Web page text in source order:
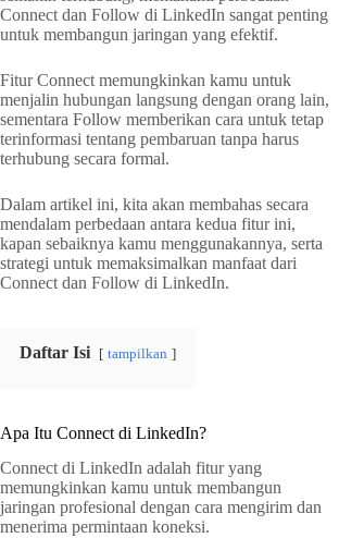
Connect dan Follow di LinkedIn sangat penting
untuk membangun jaringan yang efektif.
Fitur Connect memungkinkan kamu untuk
menjalin hubungan langsung dengan orang lain,
sementara Follow memberikan cara untuk tetap
terinformasi tentang pembaruan tanpa harus
terhubung secara formal.
Dalam artikel ini, kita akan membahas secara
mendalam perbedaan antara kedua fitur ini,
kapan sebaiknya kamu menggunakannya, serta
strategi untuk memaksimalkan manfaat dari
Connect dan Follow di LinkedIn.
Daftar Isi tampilkan
Apa Itu Connect di LinkedIn?
Connect di LinkedIn adalah fitur yang
memungkinkan kamu untuk membangun
jaringan profesional dengan cara mengirim dan
menerima permintaan koneksi.